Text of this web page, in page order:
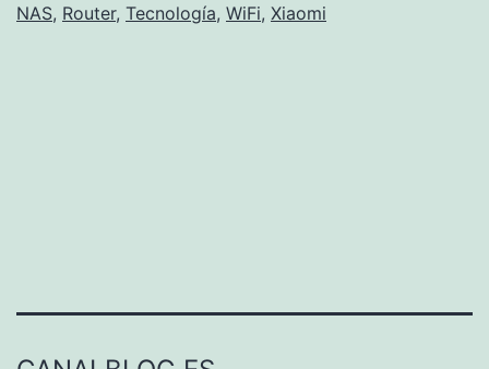
NAS, Router, Tecnología, WiFi, Xiaomi